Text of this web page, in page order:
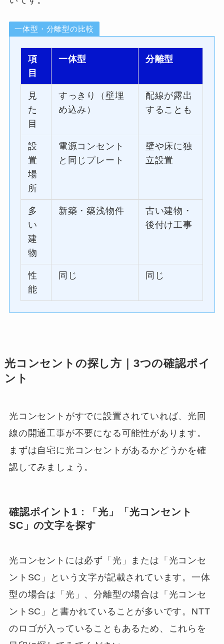
一体型・分離型の比較
項
目
一体型 分離型
見
た
目
すっきり（壁埋
め込み）
配線が露出
することも
設
置
場
所
電源コンセント
と同じプレート
壁や床に独
立設置
多
い
建
物
新築・築浅物件
古い建物・
後付け工事
性
能
同じ 同じ
光コンセントの探し方｜3つの確認ポイ
ント
光コンセントがすでに設置されていれば、光回
線の開通工事が不要になる可能性があります。
まずは自宅に光コンセントがあるかどうかを確
認してみましょう。
確認ポイント1：「光」「光コンセント
SC」の文字を探す
光コンセントには必ず「光」または「光コンセ
ントSC」という文字が記載されています。一体
型の場合は「光」、分離型の場合は「光コンセ
ントSC」と書かれていることが多いです。NTT
のロゴが入っていることもあるため、これらを